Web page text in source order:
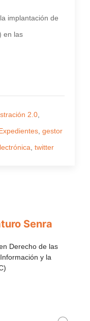
implantación de
en las
2.0
gestor
twitter
Senra
Derecho de las
y la